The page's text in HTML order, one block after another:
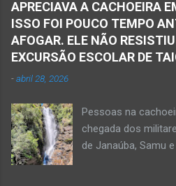
APRECIAVA A CACHOEIRA
ISSO FOI POUCO TEMPO
AFOGAR. ELE NÃO
EXCURSÃO ESCOLAR DE
-abril 28, 2026
Pessoas na
chegada dos
de Janaúba, Samu
resistiu e foi a